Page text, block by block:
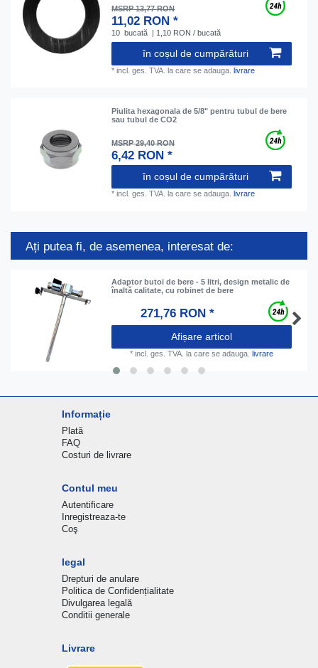
MSRP 13,77 RON
11,02 RON *
10 bucată | 1,10 RON / bucată
în coșul de cumpărături
*incl. ges. TVA. la care se adauga.livrare
Piulita hexagonala de 5/8" pentru tubul de bere
sau tubul de CO2
MSRP 29,40 RON
6,42 RON *
în coșul de cumpărături
*incl. ges. TVA. la care se adauga. livrare
Ați putea fi, de asemenea, interesat de:
Adaptor butoi de bere - 5 litri, design metalic de
înaltă calitate, cu robinet de bere
271,76 RON *
Afișare articol
* incl. ges. TVA. la care se adauga. livrare
Informație
Plată
FAQ
Costuri de livrare
Contul meu
Autentificare
Inregistreaza-te
Coş
legal
Drepturi de anulare
Politica de Confidențialitate
Divulgarea legală
Conditii generale
Livrare